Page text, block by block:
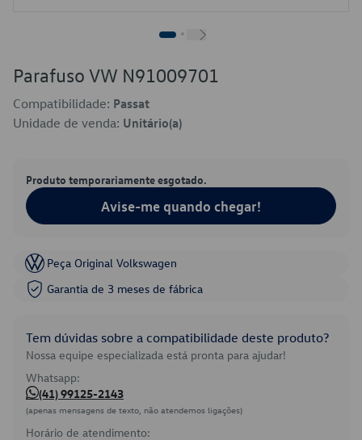
Parafuso VW N91009701
Compatibilidade: Passat
Unidade de venda: Unitário(a)
Produto temporariamente esgotado.
Avise-me quando chegar!
Peça Original Volkswagen
Garantia de 3 meses de fábrica
Tem dúvidas sobre a compatibilidade deste produto?
Nossa equipe especializada está pronta para ajudar!
Whatsapp:
(41) 99125-2143
(apenas mensagens de texto, não atendemos ligações)
Horário de atendimento: